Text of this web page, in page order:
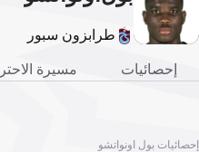
طرابزون سبور
إحصائيات مسيرة
إحصائيات بول اونواتشو